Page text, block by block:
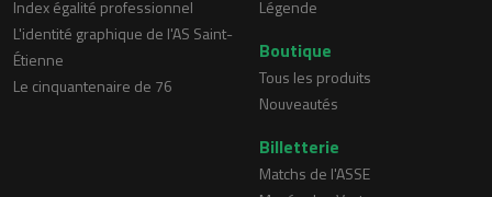
Index égalité professionnel
L'identité graphique de l'AS Saint-
Étienne
Le cinquantenaire de 76
Légende
Boutique
Tous les produits
Nouveautés
Billetterie
Matchs de l'ASSE